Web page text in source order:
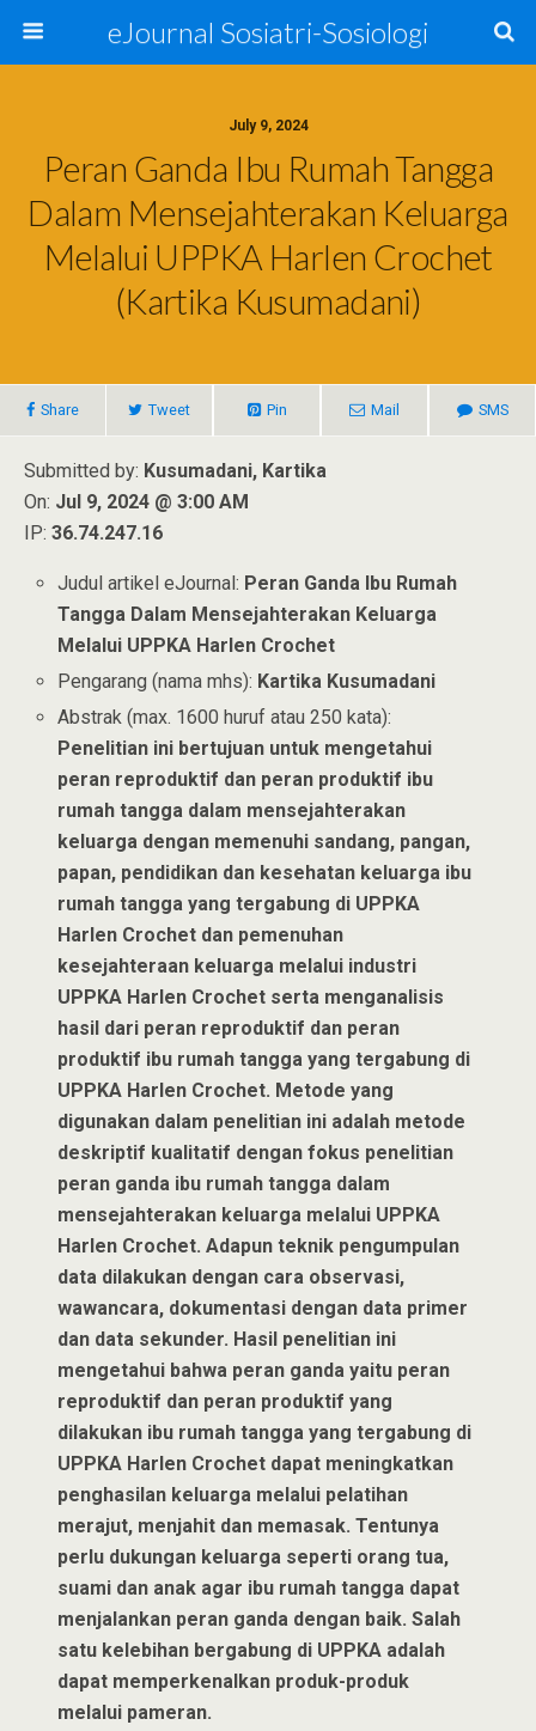
eJournal Sosiatri-Sosiologi
July 9, 2024
Peran Ganda Ibu Rumah Tangga
Dalam Mensejahterakan Keluarga
Melalui UPPKA Harlen Crochet
(Kartika Kusumadani)
Share Tweet Pin Mail SMS
Submitted by: Kusumadani, Kartika
On: Jul 9, 2024 @ 3:00 AM
IP: 36.74.247.16
Judul artikel eJournal: Peran Ganda Ibu Rumah
Tangga Dalam Mensejahterakan Keluarga
Melalui UPPKA Harlen Crochet
Pengarang (nama mhs): Kartika Kusumadani
Abstrak (max. 1600 huruf atau 250 kata):
Penelitian ini bertujuan untuk mengetahui
peran reproduktif dan peran produktif ibu
rumah tangga dalam mensejahterakan
keluarga dengan memenuhi sandang, pangan,
papan, pendidikan dan kesehatan keluarga ibu
rumah tangga yang tergabung di UPPKA
Harlen Crochet dan pemenuhan
kesejahteraan keluarga melalui industri
UPPKA Harlen Crochet serta menganalisis
hasil dari peran reproduktif dan peran
produktif ibu rumah tangga yang tergabung di
UPPKA Harlen Crochet. Metode yang
digunakan dalam penelitian ini adalah metode
deskriptif kualitatif dengan fokus penelitian
peran ganda ibu rumah tangga dalam
mensejahterakan keluarga melalui UPPKA
Harlen Crochet. Adapun teknik pengumpulan
data dilakukan dengan cara observasi,
wawancara, dokumentasi dengan data primer
dan data sekunder. Hasil penelitian ini
mengetahui bahwa peran ganda yaitu peran
reproduktif dan peran produktif yang
dilakukan ibu rumah tangga yang tergabung di
UPPKA Harlen Crochet dapat meningkatkan
penghasilan keluarga melalui pelatihan
merajut, menjahit dan memasak. Tentunya
perlu dukungan keluarga seperti orang tua,
suami dan anak agar ibu rumah tangga dapat
menjalankan peran ganda dengan baik. Salah
satu kelebihan bergabung di UPPKA adalah
dapat memperkenalkan produk-produk
melalui pameran.